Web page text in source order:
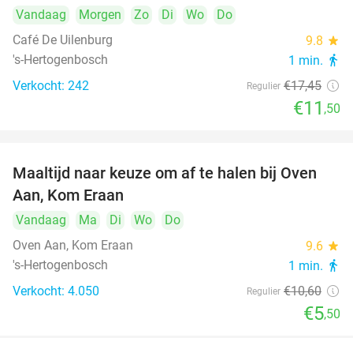
Vandaag Morgen Zo Di Wo
Do
Café De Uilenburg
9.8 star
's-Hertogenbosch 1 min. directions_walk
Verkocht: 242 Regulier €17,45
€11 ,50
48%
Maaltijd naar keuze om af te halen bij Oven
Aan, Kom Eraan
Vandaag Ma Di Wo
Do
Oven Aan, Kom Eraan
9.6 star
's-Hertogenbosch 1 min. directions_walk
Verkocht: 4.050 Regulier €10,60
€5,50